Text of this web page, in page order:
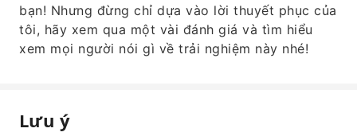
bạn! Nhưng đừng chỉ dựa vào lời thuyết phục của
tôi, hãy xem qua một vài đánh giá và tìm hiểu
xem mọi người nói gì về trải nghiệm này nhé!
Lưu ý